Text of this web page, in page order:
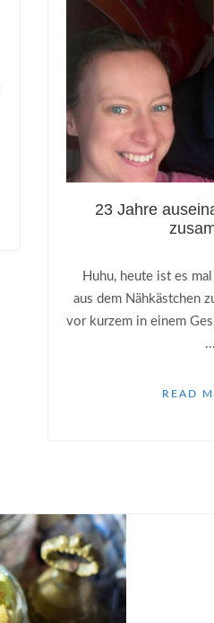
23 Jahre
Huhu, heute ist es
aus dem Nähkästchen
vor kurzem in einem
...
READ